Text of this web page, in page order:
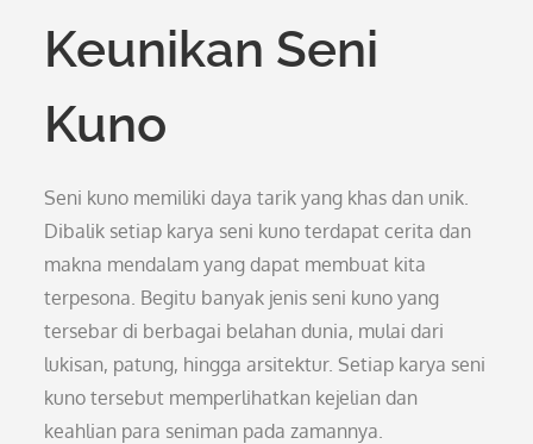
Keunikan Seni
Kuno
Seni kuno memiliki daya tarik yang khas dan unik.
Dibalik setiap karya seni kuno terdapat cerita dan
makna mendalam yang dapat membuat kita
terpesona. Begitu banyak jenis seni kuno yang
tersebar di berbagai belahan dunia, mulai dari
lukisan, patung, hingga arsitektur. Setiap karya seni
kuno tersebut memperlihatkan kejelian dan
keahlian para seniman pada zamannya.